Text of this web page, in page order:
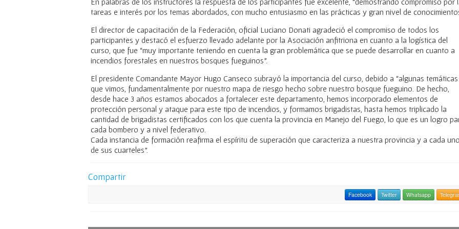
tareas e interés por los temas abordados, con mucho entusiasmo en las prácticas y gran nivel de
El director de capacitación de la Federación, oficial Luciano Donati agradeció el compromiso de todos los
participantes y destacó el esfuerzo llevado adelante por la Asociación anfitriona en cuanto a la logística del
curso, que fue “muy importante teniendo en cuenta la gran problemática que se puede desarrollar en cuanto a
incendios forestales en nuestros bosques fueguinos”.
El presidente Comandante Mayor Hugo Canseco subrayó la importancia del curso, debido a “algunas temáticas
que vimos, fundamentalmente por nuestro mapa de riesgo hecho sobre nuestro bosque fueguino. De hecho,
desde hace 3 años estamos abocados a fortalecer este departamento, hemos incorporado elementos de
protección personal y ataque para este tipo de incendios, y formamos brigadistas, hasta hemos triplicado la
cantidad de brigadistas certificados con los que cuenta la provincia en Manejo del Fuego, lo que es un logro
cada bombero y a nivel federativo.
Cada instancia de formación reafirma el espíritu de superación que caracteriza a nuestra provincia y a cada uno
de sus cuarteles”.
Compartir
Facebook Twitter Whatsapp